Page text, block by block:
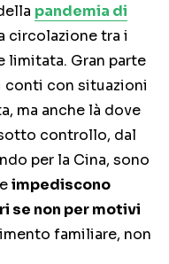
pandemia di
circolazione tra i
limitata. Gran parte
conti con situazioni
ma anche là dove
controllo, dal
per la Cina, sono
impediscono
se non per motivi
familiare, non